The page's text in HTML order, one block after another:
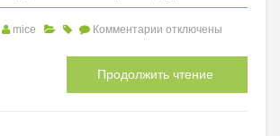
mice Комментарии отключены
Продолжить чтение